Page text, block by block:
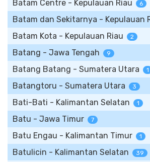
Batam Centre - Kepulauan Riau 6
Batam dan Sekitarnya - Kepulauan
Batam Kota - Kepulauan Riau 2
Batang - Jawa Tengah 9
Batang Batang - Sumatera Utara 1
Batangtoru - Sumatera Utara 3
Bati-Bati - Kalimantan Selatan 1
Batu - Jawa Timur 7
Batu Engau - Kalimantan Timur 1
Batulicin - Kalimantan Selatan 39